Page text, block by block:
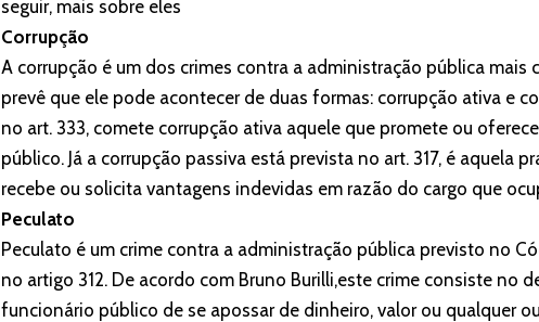
seguir, mais sobre eles
Corrupção
A corrupção é um dos crimes contra a administração pública mais
prevê que ele pode acontecer de duas formas: corrupção ativa e
no art. 333, comete corrupção ativa aquele que promete ou
público. Já a corrupção passiva está prevista no art. 317, é aquela
recebe ou solicita vantagens indevidas em razão do cargo que
Peculato
Peculato é um crime contra a administração pública previsto no
no artigo 312. De acordo com Bruno Burilli,este crime consiste no
funcionário público de se apossar de dinheiro, valor ou qualquer